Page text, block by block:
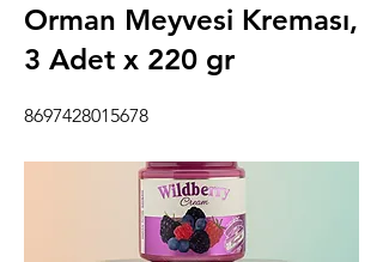
Orman Meyvesi Kreması,
3 Adet x 220 gr
8697428015678